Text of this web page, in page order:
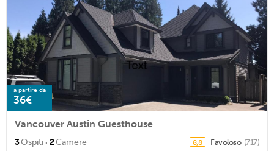
a partire da
36€
Vancouver Austin Guesthouse
3Ospiti · 2Camere 8,8 Favoloso (717)